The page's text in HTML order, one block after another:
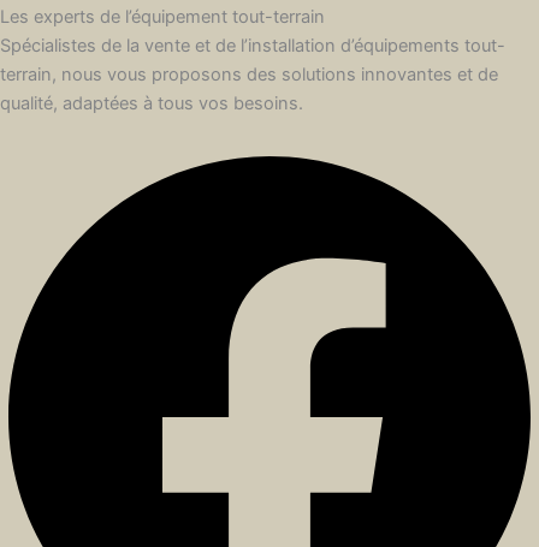
Les experts de l’équipement tout-terrain
Spécialistes de la vente et de l’installation d’équipements tout-
terrain, nous vous proposons des solutions innovantes et de
qualité, adaptées à tous vos besoins.